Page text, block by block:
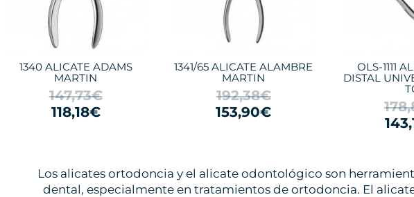
1340 ALICATE ADAMS
MARTIN
147,73€
118,18€
1341/65 ALICATE ALAMBRE
MARTIN
192,38€
153,90€
OLS-1111
DISTAL
Los alicates ortodoncia y el alicate odontológico son
dental, especialmente en tratamientos de ortodoncia. El